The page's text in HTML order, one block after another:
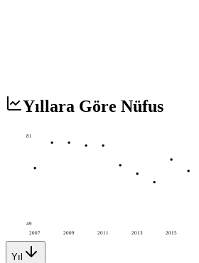
Yıllara Göre Nüfus
2007 2009 2011 2013 2015
81
49
Yıl